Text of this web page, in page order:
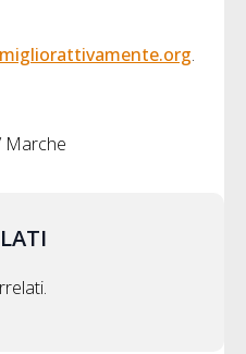
.
Marche